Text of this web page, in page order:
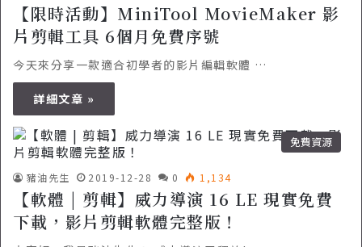
【限時活動】MiniTool MovieMaker 影
片剪輯工具 6個月免費序號
今天來分享一款適合初學者的影片編輯軟體 …
詳細文章 »
免費資源
豬油先生 2019-12-28 0 1,134
【軟體 | 剪輯】威力導演 16 LE 現實免費
下載，影片剪輯軟體完整版！